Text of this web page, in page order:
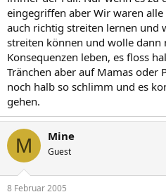
eingegriffen aber Wir waren
auch richtig streiten lernen und
streiten können und wolle dann
Konsequenzen leben, es floss
Tränchen aber auf Mamas oder
noch halb so schlimm und es
gehen.
M Mine
Guest
8 Februar 2005